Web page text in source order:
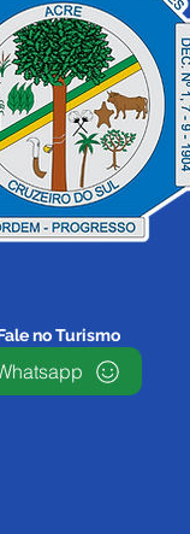
no Turismo